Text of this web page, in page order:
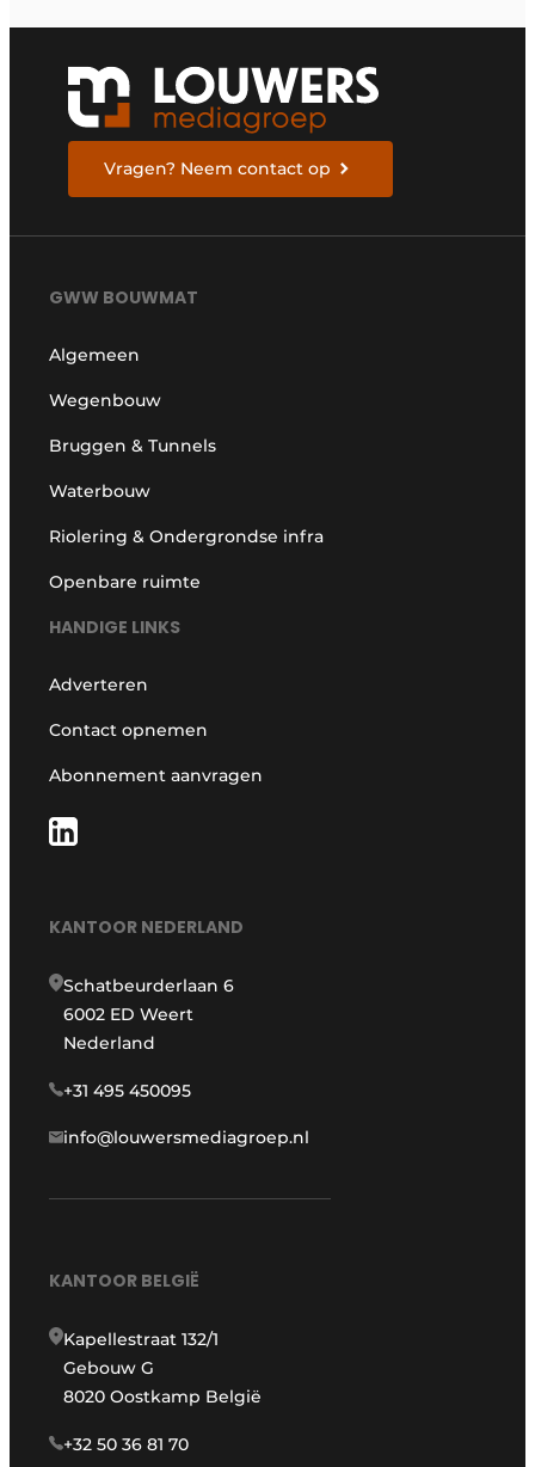
Vragen? Neem contact op
GWW BOUWMAT
Algemeen
Wegenbouw
Bruggen & Tunnels
Waterbouw
Riolering & Ondergrondse infra
Openbare ruimte
HANDIGE LINKS
Adverteren
Contact opnemen
Abonnement aanvragen
KANTOOR NEDERLAND
Schatbeurderlaan 6
6002 ED Weert
Nederland
+31 495 450095
info@louwersmediagroep.nl
KANTOOR BELGIË
Kapellestraat 132/1
Gebouw G
8020 Oostkamp België
+32 50 36 81 70